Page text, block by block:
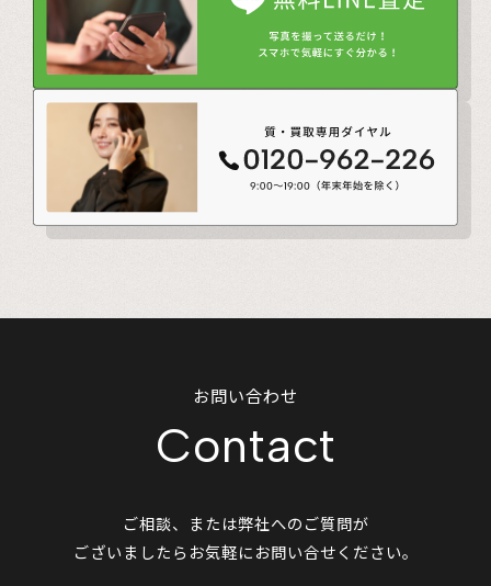
お問い合わせ
Contact
ご相談、または弊社へのご質問が
ございましたらお気軽にお問い合せください。